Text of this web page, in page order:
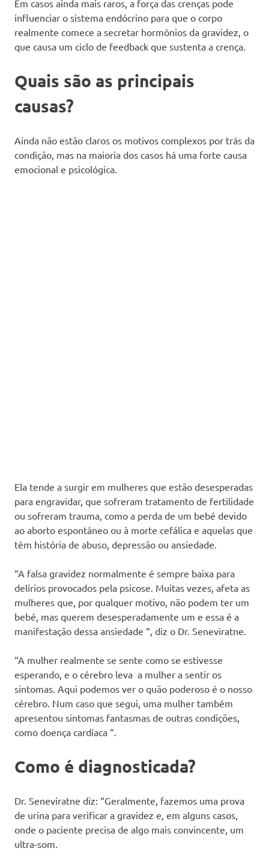
Em casos ainda mais raros, a força das crenças pode
influenciar o sistema endócrino para que o corpo
realmente comece a secretar hormônios da gravidez, o
que causa um ciclo de feedback que sustenta a crença.
Quais são as principais
causas?
Ainda não estão claros os motivos complexos por trás da
condição, mas na maioria dos casos há uma forte causa
emocional e psicológica.
Ela tende a surgir em mulheres que estão desesperadas
para engravidar, que sofreram tratamento de fertilidade
ou sofreram trauma, como a perda de um bebé devido
ao aborto espontâneo ou à morte cefálica e aquelas que
têm história de abuso, depressão ou ansiedade.
“A falsa gravidez normalmente é sempre baixa para
delírios provocados pela psicose. Muitas vezes, afeta as
mulheres que, por qualquer motivo, não podem ter um
bebé, mas querem desesperadamente um e essa é a
manifestação dessa ansiedade “, diz o Dr. Seneviratne.
“A mulher realmente se sente como se estivesse
esperando, e o cérebro leva a mulher a sentir os
sintomas. Aqui podemos ver o quão poderoso é o nosso
cérebro. Num caso que segui, uma mulher também
apresentou sintomas fantasmas de outras condições,
como doença cardíaca “.
Como é diagnosticada?
Dr. Seneviratne diz: “Geralmente, fazemos uma prova
de urina para verificar a gravidez e, em alguns casos,
onde o paciente precisa de algo mais convincente, um
ultra-som.